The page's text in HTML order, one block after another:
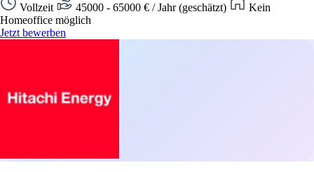
Vollzeit 45000 - 65000 € / Jahr (geschätzt)
Kein
Homeoffice möglich
Jetzt bewerben